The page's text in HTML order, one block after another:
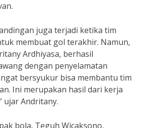
juga terjadi ketika tim
membuat gol terakhir. Namun,
Ardhiyasa, berhasil
dengan penyelamatan
bersyukur bisa membantu tim
Ini merupakan hasil dari kerja
ujar Andritany.
bola, Teguh Wicaksono,